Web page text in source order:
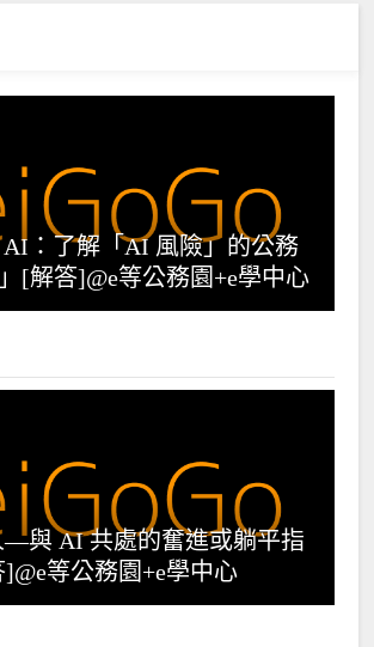
AI：了解「AI 風險」的公務
[解答]@e等公務園+e學中心
—與 AI 共處的奮進或躺平指
等公務園+e學中心